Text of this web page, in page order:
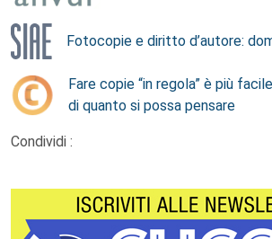
Fotocopie e diritto d’autore:
Fare copie “in regola” è più facile
di quanto si possa pensare
Condividi :